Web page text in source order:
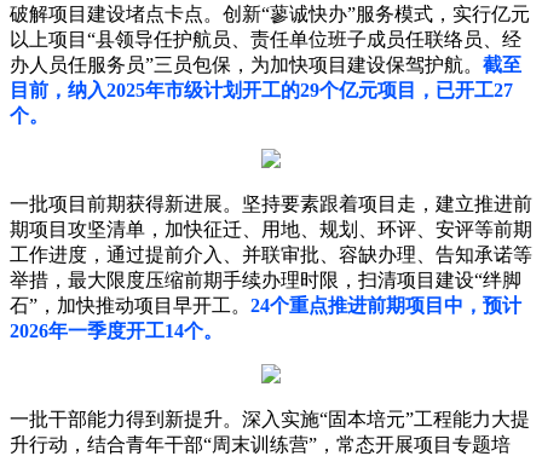
破解项目建设堵点卡点。创新“蓼诚快办”服务模式，实行亿元
以上项目“县领导任护航员、责任单位班子成员任联络员、经
办人员任服务员”三员包保，为加快项目建设保驾护航。 截至
目前，纳入2025年市级计划开工的29个亿元项目，已开工27
个。
一批项目前期获得新进展。坚持要素跟着项目走，建立推进前
期项目攻坚清单，加快征迁、用地、规划、环评、安评等前期
工作进度，通过提前介入、并联审批、容缺办理、告知承诺等
举措，最大限度压缩前期手续办理时限，扫清项目建设“绊脚
石”，加快推动项目早开工。 24个重点推进前期项目中，预计
2026年一季度开工14个。
一批干部能力得到新提升。深入实施“固本培元”工程能力大提
升行动，结合青年干部“周末训练营”，常态开展项目专题培